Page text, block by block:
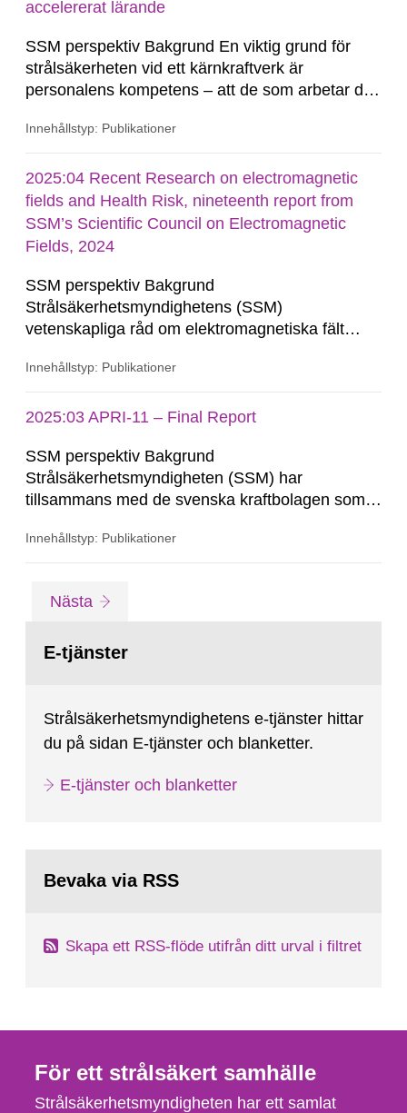
accelererat lärande
SSM perspektiv Bakgrund En viktig grund för
strålsäkerheten vid ett kärnkraftverk är
personalens kompetens – att de som arbetar där
händelse av ett missöde eller i värsta fall en
kompetens kan vara en utmaning när
anläggningarna...
Innehållstyp: Publikationer
2025:04 Recent Research on electromagnetic
fields and Health Risk, nineteenth report from
SSM’s Scientific Council on Electromagnetic
Fields, 2024
SSM perspektiv Bakgrund
Strålsäkerhetsmyndighetens (SSM)
vetenskapliga råd om elektromagnetiska fält
vid exponering för elektromagnetiska fält och ger
hälsorisker. Rådet ger vägledning när
Innehållstyp: Publikationer
2025:03 APRI-11 – Final Report
SSM perspektiv Bakgrund
Strålsäkerhetsmyndigheten (SSM) har
tillsammans med de svenska kraftbolagen som
av 1990-talet finansiellt stöttat forskning inom
finansieringen inleddes efter installationen av de
Innehållstyp: Publikationer
Nästa sida
E-tjänster
Strålsäkerhetsmyndighetens e-tjänster hittar
du på sidan E-tjänster och blanketter.
E-tjänster och blanketter
Bevaka via RSS
Skapa ett RSS-flöde utifrån ditt urval i filtret
För ett strålsäkert samhälle
Strålsäkerhetsmyndigheten har ett samlat